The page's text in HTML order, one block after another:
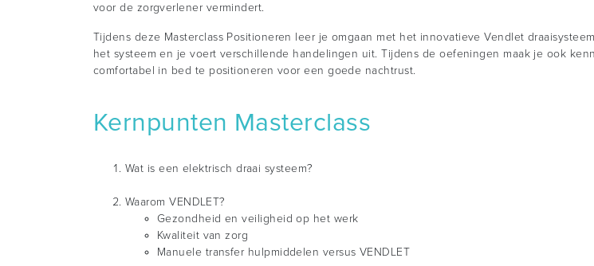
voor de zorgverlener vermindert.
Tijdens deze Masterclass Positioneren leer je omgaan met het innovatieve Vendlet
het systeem en je voert verschillende handelingen uit. Tijdens de oefeningen maak je ook
comfortabel in bed te positioneren voor een goede nachtrust.
Kernpunten Masterclass
Wat is een elektrisch draai systeem?
Waarom VENDLET?
Gezondheid en veiligheid op het werk
Kwaliteit van zorg
Manuele transfer hulpmiddelen versus VENDLET